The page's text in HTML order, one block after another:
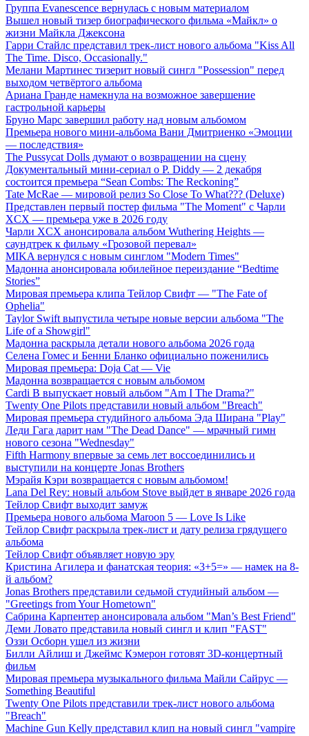
Группа Evanescence вернулась с новым материалом
Вышел новый тизер биографического фильма «Майкл» о
жизни Майкла Джексона
Гарри Стайлс представил трек-лист нового альбома "Kiss All
The Time. Disco, Occasionally."
Мелани Мартинес тизерит новый сингл "Possession" перед
выходом четвёртого альбома
Ариана Гранде намекнула на возможное завершение
гастрольной карьеры
Бруно Марс завершил работу над новым альбомом
Премьера нового мини-альбома Вани Дмитриенко «Эмоции
— последствия»
The Pussycat Dolls думают о возвращении на сцену
Документальный мини-сериал о P. Diddy — 2 декабря
состоится премьера “Sean Combs: The Reckoning”
Tate McRae — мировой релиз So Close To What??? (Deluxe)
Представлен первый постер фильма "The Moment" с Чарли
XCX — премьера уже в 2026 году
Чарли XCX анонсировала альбом Wuthering Heights —
саундтрек к фильму «Грозовой перевал»
MIKA вернулся с новым синглом "Modern Times"
Мадонна анонсировала юбилейное переиздание “Bedtime
Stories”
Мировая премьера клипа Тейлор Свифт — "The Fate of
Ophelia"
Taylor Swift выпустила четыре новые версии альбома "The
Life of a Showgirl"
Мадонна раскрыла детали нового альбома 2026 года
Селена Гомес и Бенни Бланко официально поженились
Мировая премьера: Doja Cat — Vie
Мадонна возвращается с новым альбомом
Cardi B выпускает новый альбом "Am I The Drama?"
Twenty One Pilots представили новый альбом "Breach"
Мировая премьера студийного альбома Эда Ширана "Play"
Леди Гага дарит нам "The Dead Dance" — мрачный гимн
нового сезона "Wednesday"
Fifth Harmony впервые за семь лет воссоединились и
выступили на концерте Jonas Brothers
Мэрайя Кэри возвращается с новым альбомом!
Lana Del Rey: новый альбом Stove выйдет в январе 2026 года
Тейлор Свифт выходит замуж
Премьера нового альбома Maroon 5 — Love Is Like
Тейлор Свифт раскрыла трек-лист и дату релиза грядущего
альбома
Тейлор Свифт объявляет новую эру
Кристина Агилера и фанатская теория: «3+5=» — намек на 8-
й альбом?
Jonas Brothers представили седьмой студийный альбом —
"Greetings from Your Hometown"
Сабрина Карпентер анонсировала альбом "Man’s Best Friend"
Деми Ловато представила новый сингл и клип "FAST"
Оззи Осборн ушел из жизни
Билли Айлиш и Джеймс Кэмерон готовят 3D-концертный
фильм
Мировая премьера музыкального фильма Майли Сайрус —
Something Beautiful
Twenty One Pilots представили трек-лист нового альбома
"Breach"
Machine Gun Kelly представил клип на новый сингл "vampire